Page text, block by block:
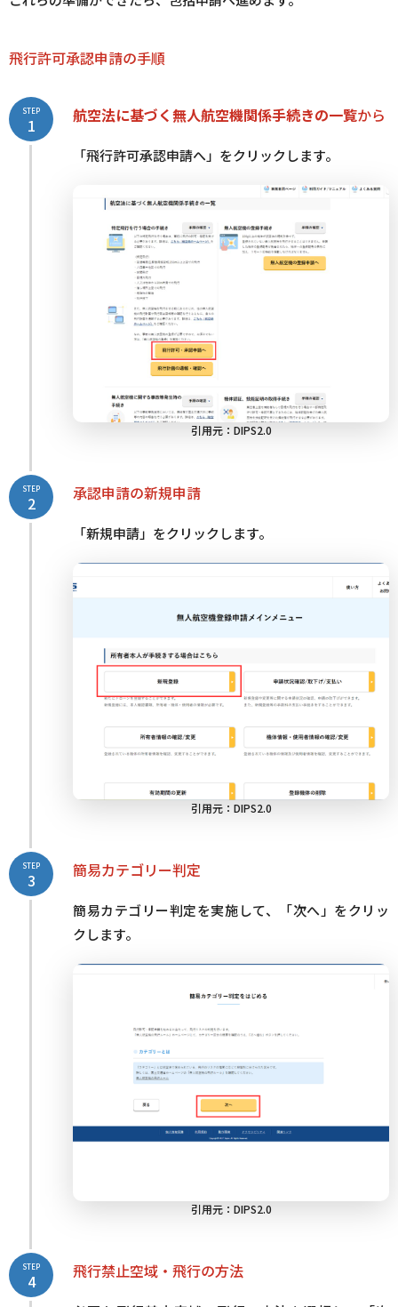
飛行許可承認申請の手順
航空法に基づく無人航空機関係手続きの一覧から
「飛行許可承認申請へ」をクリックします。
引用元： DIPS2.0
STEP
1
承認申請の新規申請
「新規申請」をクリックします。
引用元： DIPS2.0
STEP
2
簡易カテゴリー判定
簡易カテゴリー判定を実施して、「次へ」をクリッ
クします。
引用元： DIPS2.0
STEP
3
飛行禁止空域・飛行の方法
STEP
4